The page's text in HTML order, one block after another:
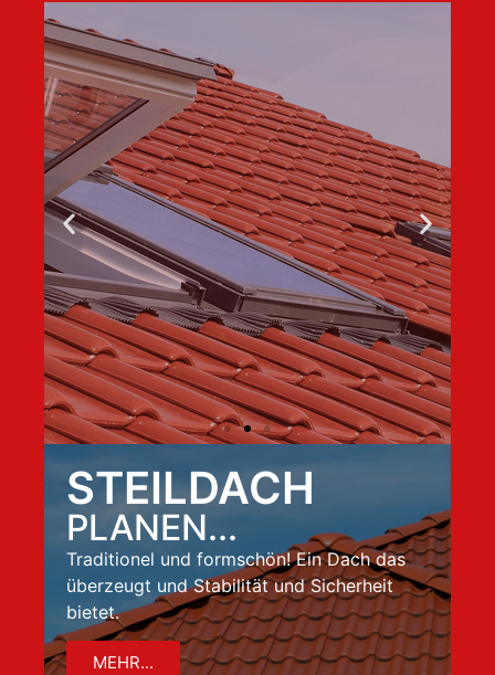
STEILDACH
PLANEN...
Traditionel und formschön! Ein Dach das
überzeugt und Stabilität und Sicherheit
bietet.
MEHR...